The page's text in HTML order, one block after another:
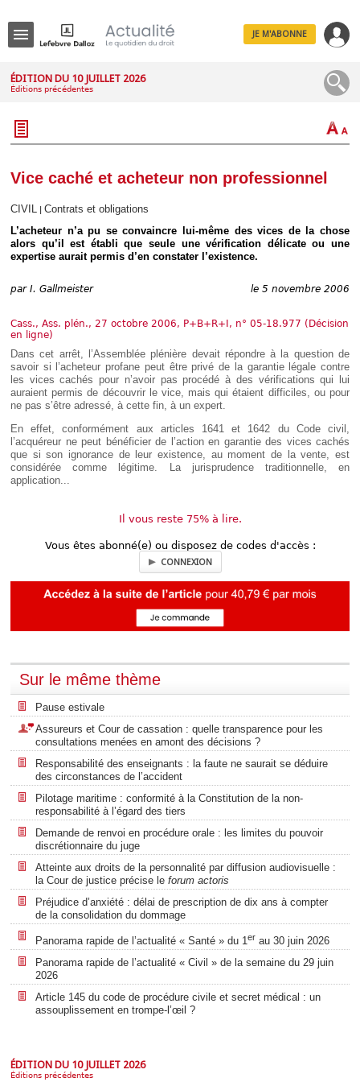
IT
JE M'ABONNE
ÉDITION DU 10 JUILLET 2026
Éditions précédentes
Vice caché et acheteur non professionnel
CIVIL
Contrats et obligations
L’acheteur n’a pu se convaincre lui-même des vices de la chose
alors qu’il est établi que seule une vérification délicate ou une
expertise aurait permis d’en constater l’existence.
par I. Gallmeister le 5 novembre 2006
Cass., Ass. plén., 27 octobre 2006, P+B+R+I, n° 05-18.977 (Décision
en ligne)
Dans cet arrêt, l’Assemblée plénière devait répondre à la question de
savoir si l’acheteur profane peut être privé de la garantie légale contre
les vices cachés pour n’avoir pas procédé à des vérifications qui lui
auraient permis de découvrir le vice, mais qui étaient difficiles, ou pour
ne pas s’être adressé, à cette fin, à un expert.
En effet, conformément aux articles 1641 et 1642 du Code civil,
l’acquéreur ne peut bénéficier de l’action en garantie des vices cachés
que si son ignorance de leur existence, au moment de la vente, est
considérée comme légitime. La jurisprudence traditionnelle, en
application...
Il vous reste 75% à lire.
Vous êtes abonné(e) ou disposez de codes d'accès :
CONNEXION
Sur le même thème
Pause estivale
Assureurs et Cour de cassation : quelle transparence pour les
consultations menées en amont des décisions ?
Responsabilité des enseignants : la faute ne saurait se déduire
des circonstances de l’accident
Pilotage maritime : conformité à la Constitution de la non-
responsabilité à l’égard des tiers
Demande de renvoi en procédure orale : les limites du pouvoir
discrétionnaire du juge
Atteinte aux droits de la personnalité par diffusion audiovisuelle :
la Cour de justice précise le forum actoris
Préjudice d’anxiété : délai de prescription de dix ans à compter
de la consolidation du dommage
Panorama rapide de l’actualité « Santé » du 1 er au 30 juin 2026
Panorama rapide de l’actualité « Civil » de la semaine du 29 juin
2026
Article 145 du code de procédure civile et secret médical : un
assouplissement en trompe-l’œil ?
ÉDITION DU 10 JUILLET 2026
Éditions précédentes